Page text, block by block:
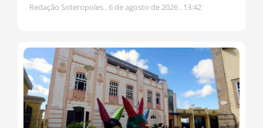
Redação Soteropoles 6 de agosto de 2026 13:42